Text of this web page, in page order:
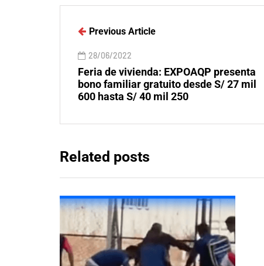
Previous Article
28/06/2022
Feria de vivienda: EXPOAQP presenta
bono familiar gratuito desde S/ 27 mil
600 hasta S/ 40 mil 250
Related posts